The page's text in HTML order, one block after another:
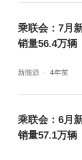
乘联会：7月
销量56.4万辆
新能源 4年前
乘联会：6月
销量57.1万辆